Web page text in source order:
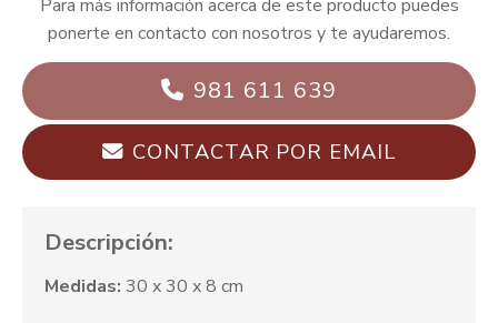
Para más información acerca de este producto puedes
ponerte en contacto con nosotros y te ayudaremos.
981 611 639
CONTACTAR POR EMAIL
Descripción:
Medidas: 30 x 30 x 8 cm